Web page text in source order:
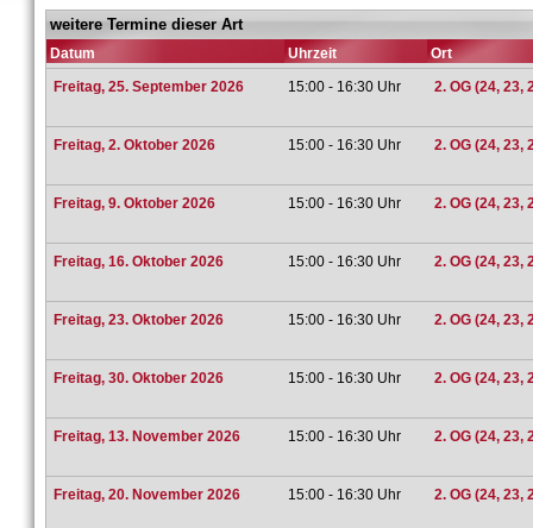
weitere Termine dieser Art
Datum Uhrzeit
Ort
Freitag, 25. September 2026
15:00 - 16:30 Uhr 2. OG (24, 23,
Freitag, 2. Oktober 2026 15:00 - 16:30 Uhr 2. OG (24, 23,
Freitag, 9. Oktober 2026 15:00 - 16:30 Uhr 2. OG (24, 23,
Freitag, 16. Oktober 2026 15:00 - 16:30 Uhr 2. OG (24, 23,
Freitag, 23. Oktober 2026 15:00 - 16:30 Uhr 2. OG (24, 23,
Freitag, 30. Oktober 2026 15:00 - 16:30 Uhr 2. OG (24, 23,
Freitag, 13. November 2026 15:00 - 16:30 Uhr 2. OG (24, 23,
Freitag, 20. November 2026 15:00 - 16:30 Uhr 2. OG (24, 23,